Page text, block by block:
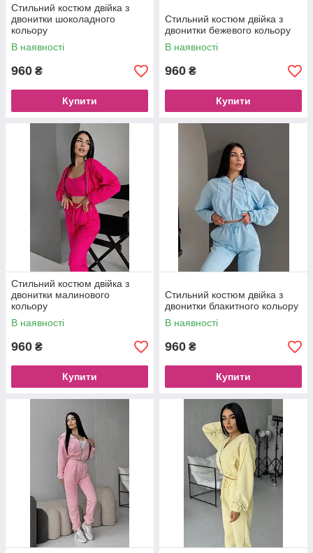
Стильний костюм двійка з
двонитки шоколадного
кольору
В наявності
960 ₴
Купити
Стильний костюм двійка з
двонитки бежевого кольору
В наявності
960 ₴
Купити
Стильний костюм двійка з
двонитки малинового
кольору
В наявності
960 ₴
Купити
Стильний костюм двійка з
двонитки блакитного кольору
В наявності
960 ₴
Купити